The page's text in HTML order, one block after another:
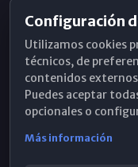
Horarios de Misa
Hemeroteca
WhatsApp
Configuración
Utilizamos cookies
técnicos, de
contenidos externos
Puedes aceptar
opcionales o
Más información